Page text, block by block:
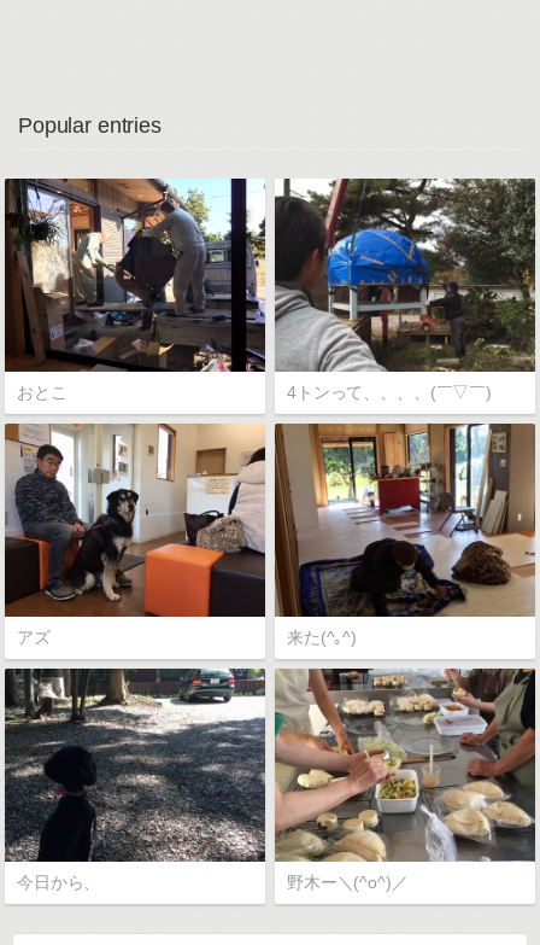
Popular entries
おとこ 4トンって、、、、(￣▽￣)
アズ 来た(^｡^)
今日から、 野木ー＼(^o^)／